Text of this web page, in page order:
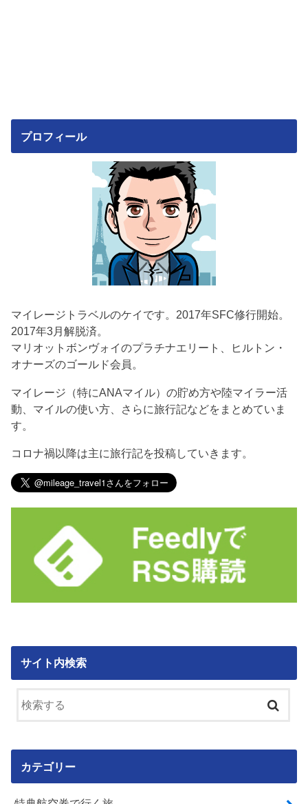
プロフィール
マイレージトラベルのケイです。2017年SFC修行開始。
2017年3月解脱済。
マリオットボンヴォイのプラチナエリート、ヒルトン・
オナーズのゴールド会員。
マイレージ（特にANAマイル）の貯め方や陸マイラー活
動、マイルの使い方、さらに旅行記などをまとめていま
す。
コロナ禍以降は主に旅行記を投稿していきます。
サイト内検索
カテゴリー